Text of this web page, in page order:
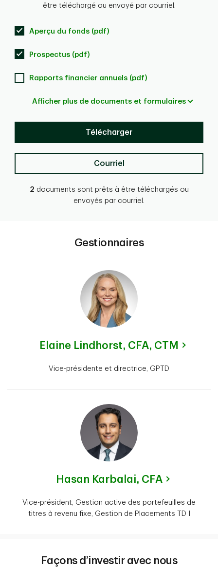
être téléchargé ou envoyé par courriel.
Aperçu du fonds (pdf)
Prospectus (pdf)
Rapports financier annuels (pdf)
Afficher plus de documents et formulaires
Télécharger
Courriel
2 documents sont prêts à être téléchargés ou
envoyés par courriel.
Gestionnaires
Elaine Lindhorst, CFA, CTM
Vice-présidente et directrice, GPTD
Hasan Karbalai, CFA
Vice-président, Gestion active des portefeuilles de
titres à revenu fixe, Gestion de Placements TD I
Façons d’investir avec nous